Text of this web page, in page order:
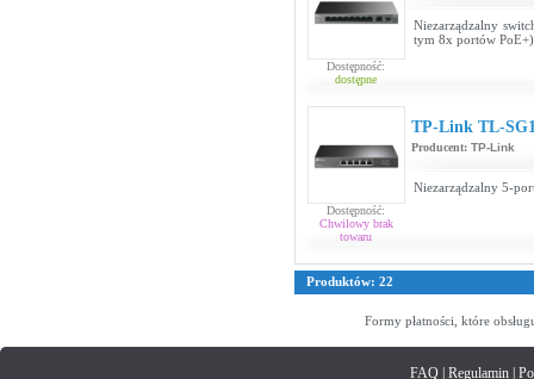
Dostępność:
dostępne
Niezarządzalny
tym 8x portów
Dostępność:
Chwilowy brak
towaru
TP-Link TL-
Producent: TP-Link
Niezarządzalny 5-
Produktów: 22
Formy płatności, które
FAQ| Regulamin|